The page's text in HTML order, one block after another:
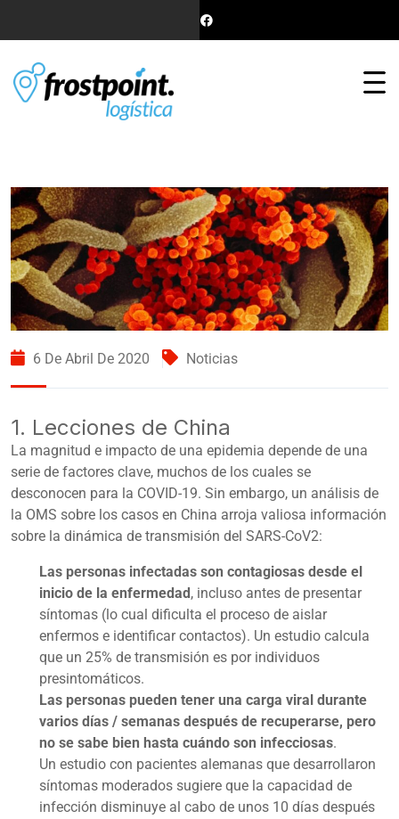
6 De Abril De 2020 Noticias
1. Lecciones de China
La magnitud e impacto de una epidemia depende de una
serie de factores clave, muchos de los cuales se
desconocen para la COVID-19. Sin embargo, un análisis de
la OMS sobre los casos en China arroja valiosa información
sobre la dinámica de transmisión del SARS-CoV2:
Las personas infectadas son contagiosas desde el
inicio de la enfermedad, incluso antes de presentar
síntomas (lo cual dificulta el proceso de aislar
enfermos e identificar contactos). Un estudio calcula
que un 25% de transmisión es por individuos
presintomáticos.
Las personas pueden tener una carga viral durante
varios días / semanas después de recuperarse, pero
no se sabe bien hasta cuándo son infecciosas.
Un estudio con pacientes alemanas que desarrollaron
síntomas moderados sugiere que la capacidad de
infección disminuye al cabo de unos 10 días después